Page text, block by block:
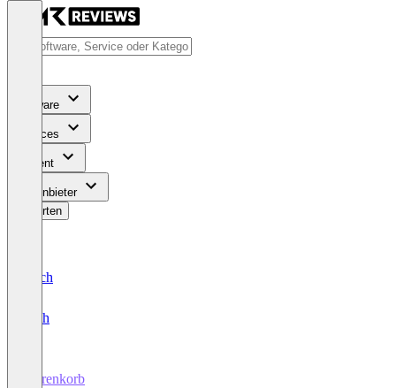
Software
Services
Content
Für Anbieter
Bewerten
Deutsch
English
Warenkorb